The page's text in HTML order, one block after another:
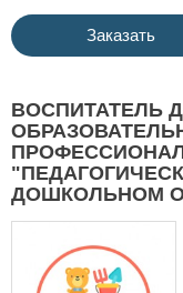
Заказать
ВОСПИТАТЕЛЬ
ДОШКОЛЬНОМ